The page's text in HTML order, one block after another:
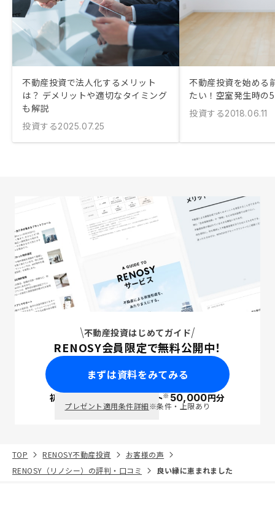
不動産投資で法人化するメリット
は？ デメリットや適切なタイミング
も解説
投資する2025.07.25
不動産投資を始める
たい！空室発生時の
投資する2018.06.11
不動産投資はじめてガイド
RENOSY会員限定で無料公開中！
まずは資料をみてみる
初回面談で ポイント※50,000円分
プレゼント適用条件詳細※条件・上限あり
TOP RENOSY不動産投資
お客様の声
RENOSY（リノシー）の評判・口コミ
良い縁に恵まれました